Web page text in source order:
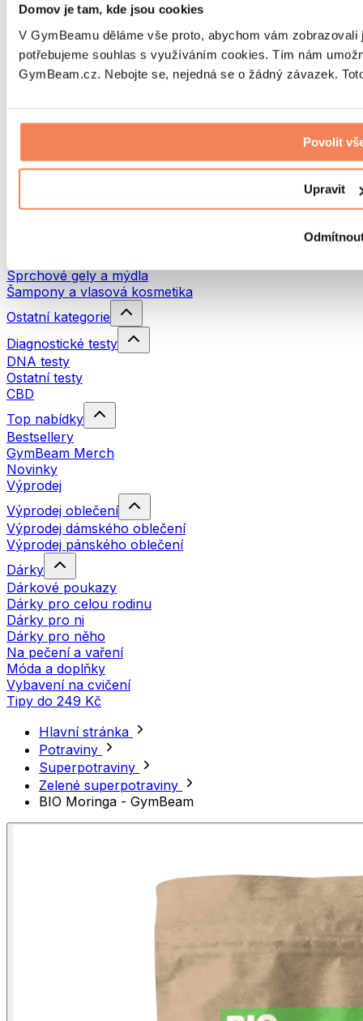
Domov je tam, kde jsou cookies
V GymBeamu děláme vše proto, abychom vám
potřebujeme souhlas s využíváním cookies. Tím nám
GymBeam.cz. Nebojte se, nejedná se o žádný závazek.
Povolit
Upravit
Běh
Bojové sporty
Cyklistika
Jóga a pilates
Otužování
Turistika
Red Light Therapy
Vodní filtry a konvice
Sprchové gely a mýdla
Šampony a vlasová kosmetika
Ostatní kategorie
Diagnostické testy
DNA testy
Ostatní testy
CBD
Top nabídky
Bestsellery
GymBeam Merch
Novinky
Výprodej
Výprodej oblečení
Výprodej dámského oblečení
Výprodej pánského oblečení
Dárky
Dárkové poukazy
Dárky pro celou rodinu
Dárky pro ni
Dárky pro něho
Na pečení a vaření
Móda a doplňky
Vybavení na cvičení
Tipy do 249 Kč
Hlavní stránka
Potraviny
Superpotraviny
Zelené superpotraviny
BIO Moringa - GymBeam